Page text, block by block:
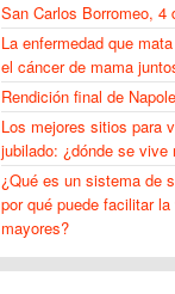
San Carlos Borromeo, 4
La enfermedad que
el cáncer de mama
Rendición final de
Los mejores sitios para
jubilado: ¿dónde se vive
¿Qué es un sistema de
por qué puede facilitar
mayores?